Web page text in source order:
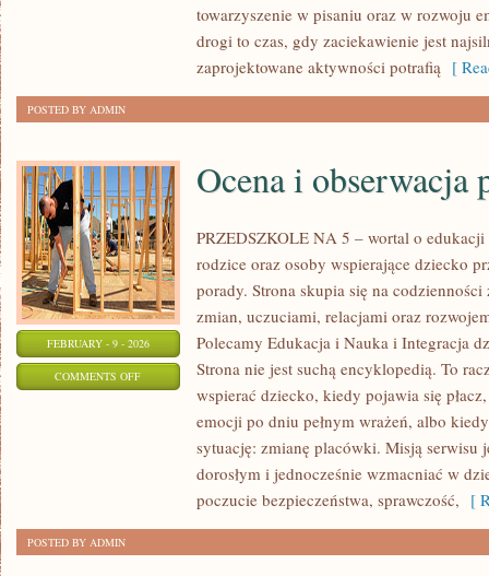
towarzyszenie w pisaniu oraz w rozwoju
drogi to czas, gdy zaciekawienie jest
zaprojektowane aktywności potrafią [
POSTED BY ADMIN
FEBRUARY - 9 - 2026
COMMENTS OFFON
OBSERWACJA
POSTĘPÓW
Ocena i obserwacja
PRZEDSZKOLE NA 5 – wortal o
rodzice oraz osoby wspierające dziecko
porady. Strona skupia się na
zmian, uczuciami, relacjami oraz
Polecamy Edukacja i Nauka i Integracja
Strona nie jest suchą encyklopedią. To
wspierać dziecko, kiedy pojawia się
emocji po dniu pełnym wrażeń, albo
sytuację: zmianę placówki. Misją serwisu
dorosłym i jednocześnie wzmacniać w
poczucie bezpieczeństwa, sprawczość, [
POSTED BY ADMIN